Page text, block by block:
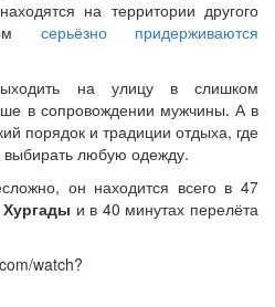
на территории другого
серьёзно придерживаются
на улицу в слишком
в сопровождении мужчины. А в
порядок и традиции отдыха, где
выбирать любую одежду.
он находится всего в 47
Хургады и в 40 минутах перелёта
watch?